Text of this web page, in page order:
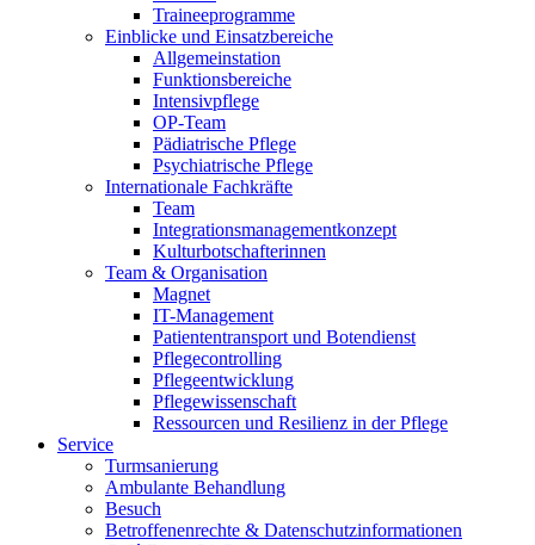
Traineeprogramme
Einblicke und Einsatzbereiche
Allgemeinstation
Funktionsbereiche
Intensivpflege
OP-Team
Pädiatrische Pflege
Psychiatrische Pflege
Internationale Fachkräfte
Team
Integrationsmanagementkonzept
Kulturbotschafterinnen
Team & Organisation
Magnet
IT-Management
Patiententransport und Botendienst
Pflegecontrolling
Pflegeentwicklung
Pflegewissenschaft
Ressourcen und Resilienz in der Pflege
Service
Turmsanierung
Ambulante Behandlung
Besuch
Betroffenenrechte & Datenschutzinformationen